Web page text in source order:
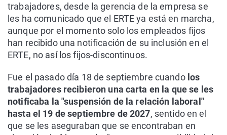
trabajadores, desde la gerencia de la empresa se
les ha comunicado que el ERTE ya está en marcha,
aunque por el momento solo los empleados fijos
han recibido una notificación de su inclusión en el
ERTE, no así los fijos-discontinuos.
Fue el pasado día 18 de septiembre cuando los
trabajadores recibieron una carta en la que se les
notificaba la "suspensión de la relación laboral"
hasta el 19 de septiembre de 2027, sentido en el
que se les aseguraban que se encontraban en